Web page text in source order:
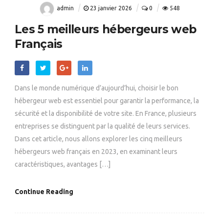
admin 23 janvier 2026 0 548
Les 5 meilleurs hébergeurs web
Français
Dans le monde numérique d’aujourd’hui, choisir le bon
hébergeur web est essentiel pour garantir la performance, la
sécurité et la disponibilité de votre site. En France, plusieurs
entreprises se distinguent par la qualité de leurs services.
Dans cet article, nous allons explorer les cinq meilleurs
hébergeurs web français en 2023, en examinant leurs
caractéristiques, avantages […]
Continue Reading